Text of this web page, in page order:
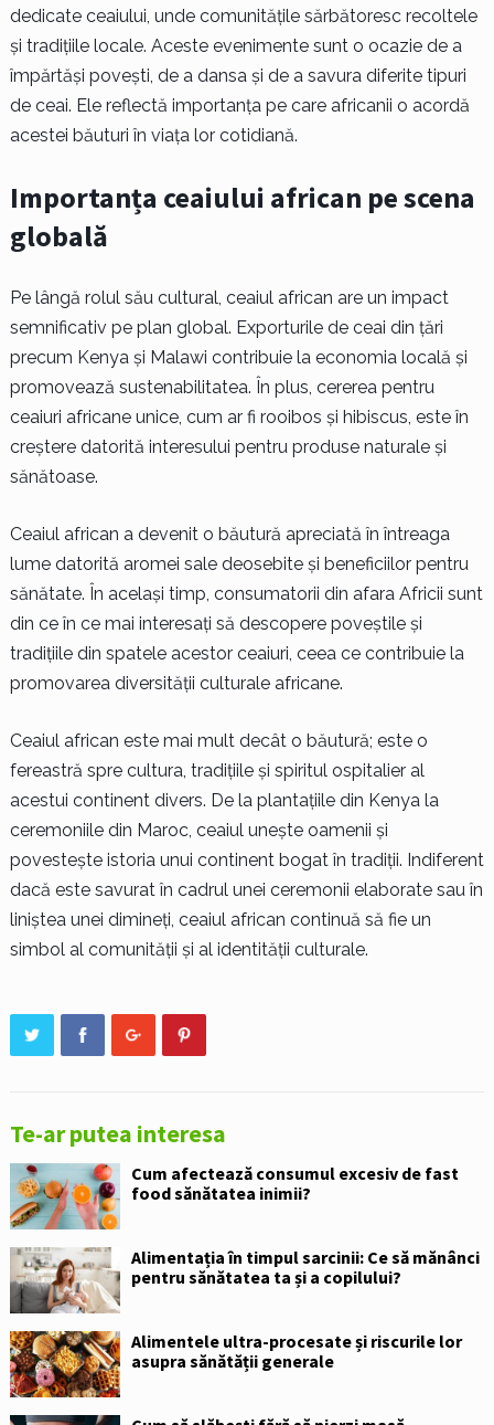
dedicate ceaiului, unde comunitățile sărbătoresc recoltele
și tradițiile locale. Aceste evenimente sunt o ocazie de a
împărtăși povești, de a dansa și de a savura diferite tipuri
de ceai. Ele reflectă importanța pe care africanii o acordă
acestei băuturi în viața lor cotidiană.
Importanța ceaiului african pe scena
globală
Pe lângă rolul său cultural, ceaiul african are un impact
semnificativ pe plan global. Exporturile de ceai din țări
precum Kenya și Malawi contribuie la economia locală și
promovează sustenabilitatea. În plus, cererea pentru
ceaiuri africane unice, cum ar fi rooibos și hibiscus, este în
creștere datorită interesului pentru produse naturale și
sănătoase.
Ceaiul african a devenit o băutură apreciată în întreaga
lume datorită aromei sale deosebite și beneficiilor pentru
sănătate. În același timp, consumatorii din afara Africii sunt
din ce în ce mai interesați să descopere poveștile și
tradițiile din spatele acestor ceaiuri, ceea ce contribuie la
promovarea diversității culturale africane.
Ceaiul african este mai mult decât o băutură; este o
fereastră spre cultura, tradițiile și spiritul ospitalier al
acestui continent divers. De la plantațiile din Kenya la
ceremoniile din Maroc, ceaiul unește oamenii și
povestește istoria unui continent bogat în tradiții. Indiferent
dacă este savurat în cadrul unei ceremonii elaborate sau în
liniștea unei dimineți, ceaiul african continuă să fie un
simbol al comunității și al identității culturale.
Te-ar putea interesa
Cum afectează consumul excesiv de fast
food sănătatea inimii?
Alimentația în timpul sarcinii: Ce să mănânci
pentru sănătatea ta și a copilului?
Alimentele ultra-procesate și riscurile lor
asupra sănătății generale